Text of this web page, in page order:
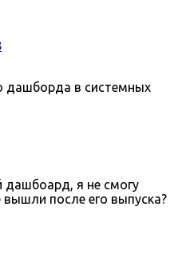
дашборда в системных
дашбоард, я не смогу
вышли после его выпуска?